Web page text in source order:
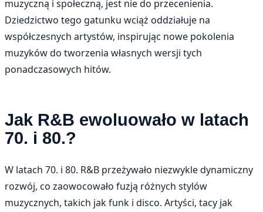
muzyczną i społeczną, jest nie do przecenienia.
Dziedzictwo tego gatunku wciąż oddziałuje na
współczesnych artystów, inspirując nowe pokolenia
muzyków do tworzenia własnych wersji tych
ponadczasowych hitów.
Jak R&B ewoluowało w latach
70. i 80.?
W latach 70. i 80. R&B przeżywało niezwykle dynamiczny
rozwój, co zaowocowało fuzją różnych stylów
muzycznych, takich jak funk i disco. Artyści, tacy jak